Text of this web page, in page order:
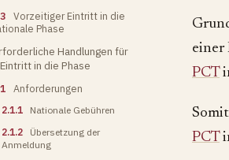
Vorzeitiger Eintritt in die
Phase
Handlungen für
in die Phase
Anforderungen
2.1.1
Nationale Gebühren
2.1.2
Übersetzung der
Anmeldung
einer
PCT
PCT